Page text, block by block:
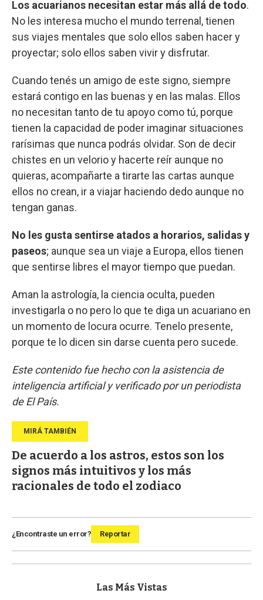
Los acuarianos necesitan estar más allá de todo.
No les interesa mucho el mundo terrenal, tienen
sus viajes mentales que solo ellos saben hacer y
proyectar; solo ellos saben vivir y disfrutar.
Cuando tenés un amigo de este signo, siempre
estará contigo en las buenas y en las malas. Ellos
no necesitan tanto de tu apoyo como tú, porque
tienen la capacidad de poder imaginar situaciones
rarísimas que nunca podrás olvidar. Son de decir
chistes en un velorio y hacerte reír aunque no
quieras, acompañarte a tirarte las cartas aunque
ellos no crean, ir a viajar haciendo dedo aunque no
tengan ganas.
No les gusta sentirse atados a horarios, salidas y
paseos; aunque sea un viaje a Europa, ellos tienen
que sentirse libres el mayor tiempo que puedan.
Aman la astrología, la ciencia oculta, pueden
investigarla o no pero lo que te diga un acuariano en
un momento de locura ocurre. Tenelo presente,
porque te lo dicen sin darse cuenta pero sucede.
Este contenido fue hecho con la asistencia de
inteligencia artificial y verificado por un periodista
de El País.
De acuerdo a los astros, estos son los
signos más intuitivos y los más
racionales de todo el zodiaco
¿Encontraste un error? Reportar
Las Más Vistas